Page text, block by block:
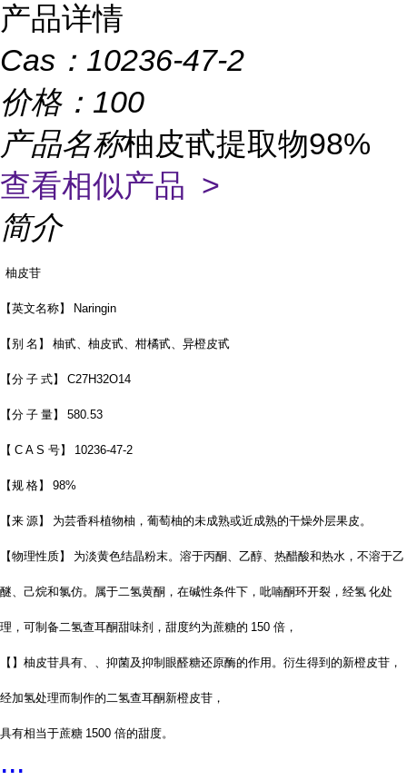
产品详情
Cas： 10236-47-2
价格： 100
产品名称柚皮甙提取物98%
查看相似产品 >
简介
柚皮苷
【英文名称】 Naringin
【别 名】 柚甙、柚皮甙、柑橘甙、异橙皮甙
【分 子 式】 C27H32O14
【分 子 量】 580.53
【 C A S 号】 10236-47-2
【规 格】 98%
【来 源】 为芸香科植物柚，葡萄柚的未成熟或近成熟的干燥外层果皮。
【物理性质】 为淡黄色结晶粉末。溶于丙酮、乙醇、热醋酸和热水，不溶于乙
醚、己烷和氯仿。属于二氢黄酮，在碱性条件下，吡喃酮环开裂，经氢 化处
理，可制备二氢查耳酮甜味剂，甜度约为蔗糖的 150 倍，
【】柚皮苷具有、、抑菌及抑制眼醛糖还原酶的作用。衍生得到的新橙皮苷，
经加氢处理而制作的二氢查耳酮新橙皮苷，
具有相当于蔗糖 1500 倍的甜度。
...